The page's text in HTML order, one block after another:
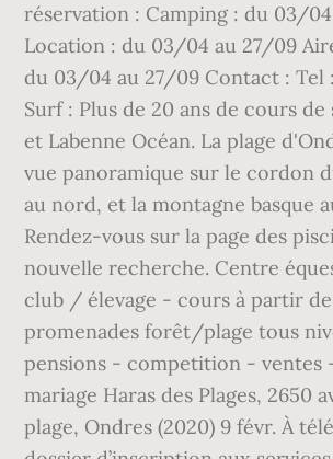
réservation : Camping : du 03/
Location : du 03/04 au 27/09
du 03/04 au 27/09 Contact : Tel
Surf : Plus de 20 ans de cours
et Labenne Océan. La plage
vue panoramique sur le cordon
au nord, et la montagne basque
Rendez-vous sur la page des
nouvelle recherche. Centre
club / élevage - cours à partir
promenades forêt/plage tous
pensions - competition - ventes
mariage Haras des Plages, 2650
plage, Ondres (2020) 9 févr. À